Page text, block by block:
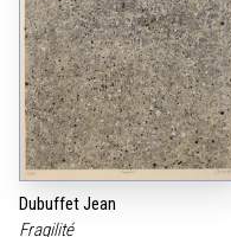
Dubuffet Jean
Fragilité